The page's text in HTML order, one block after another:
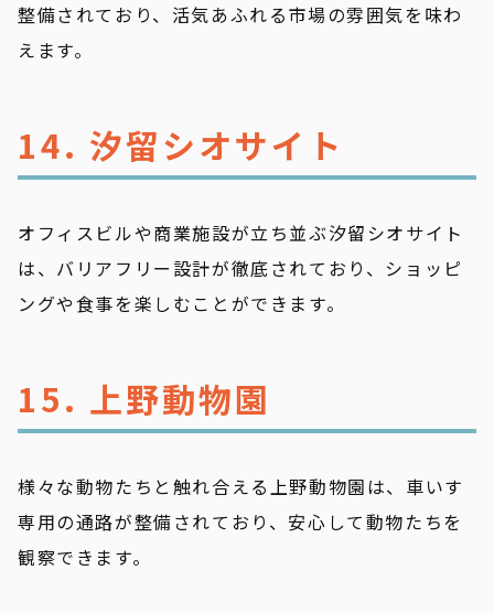
整備されており、活気あふれる市場の雰囲気を味わ
えます。
14. 汐留シオサイト
オフィスビルや商業施設が立ち並ぶ汐留シオサイト
は、バリアフリー設計が徹底されており、ショッピ
ングや食事を楽しむことができます。
15. 上野動物園
様々な動物たちと触れ合える上野動物園は、車いす
専用の通路が整備されており、安心して動物たちを
観察できます。